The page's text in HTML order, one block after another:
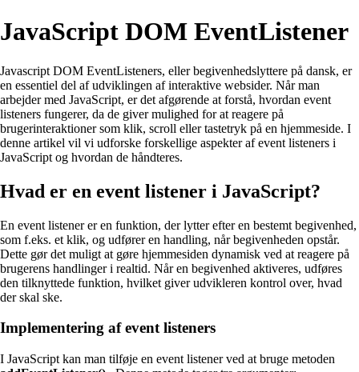
JavaScript DOM EventListener
Javascript DOM EventListeners, eller begivenhedslyttere på dansk, er
en essentiel del af udviklingen af interaktive websider. Når man
arbejder med JavaScript, er det afgørende at forstå, hvordan event
listeners fungerer, da de giver mulighed for at reagere på
brugerinteraktioner som klik, scroll eller tastetryk på en hjemmeside. I
denne artikel vil vi udforske forskellige aspekter af event listeners i
JavaScript og hvordan de håndteres.
Hvad er en event listener i JavaScript?
En event listener er en funktion, der lytter efter en bestemt begivenhed,
som f.eks. et klik, og udfører en handling, når begivenheden opstår.
Dette gør det muligt at gøre hjemmesiden dynamisk ved at reagere på
brugerens handlinger i realtid. Når en begivenhed aktiveres, udføres
den tilknyttede funktion, hvilket giver udvikleren kontrol over, hvad
der skal ske.
Implementering af event listeners
I JavaScript kan man tilføje en event listener ved at bruge metoden